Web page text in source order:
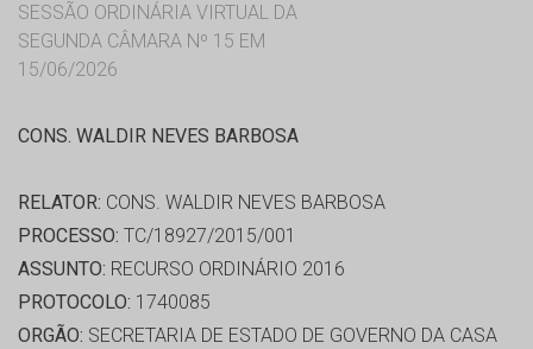
SESSÃO ORDINÁRIA VIRTUAL DA
SEGUNDA CÂMARA Nº 15 EM
15/06/2026
CONS. WALDIR NEVES BARBOSA
RELATOR: CONS. WALDIR NEVES BARBOSA
PROCESSO: TC/18927/2015/001
ASSUNTO: RECURSO ORDINÁRIO 2016
PROTOCOLO: 1740085
ORGÃO: SECRETARIA DE ESTADO DE GOVERNO DA CASA